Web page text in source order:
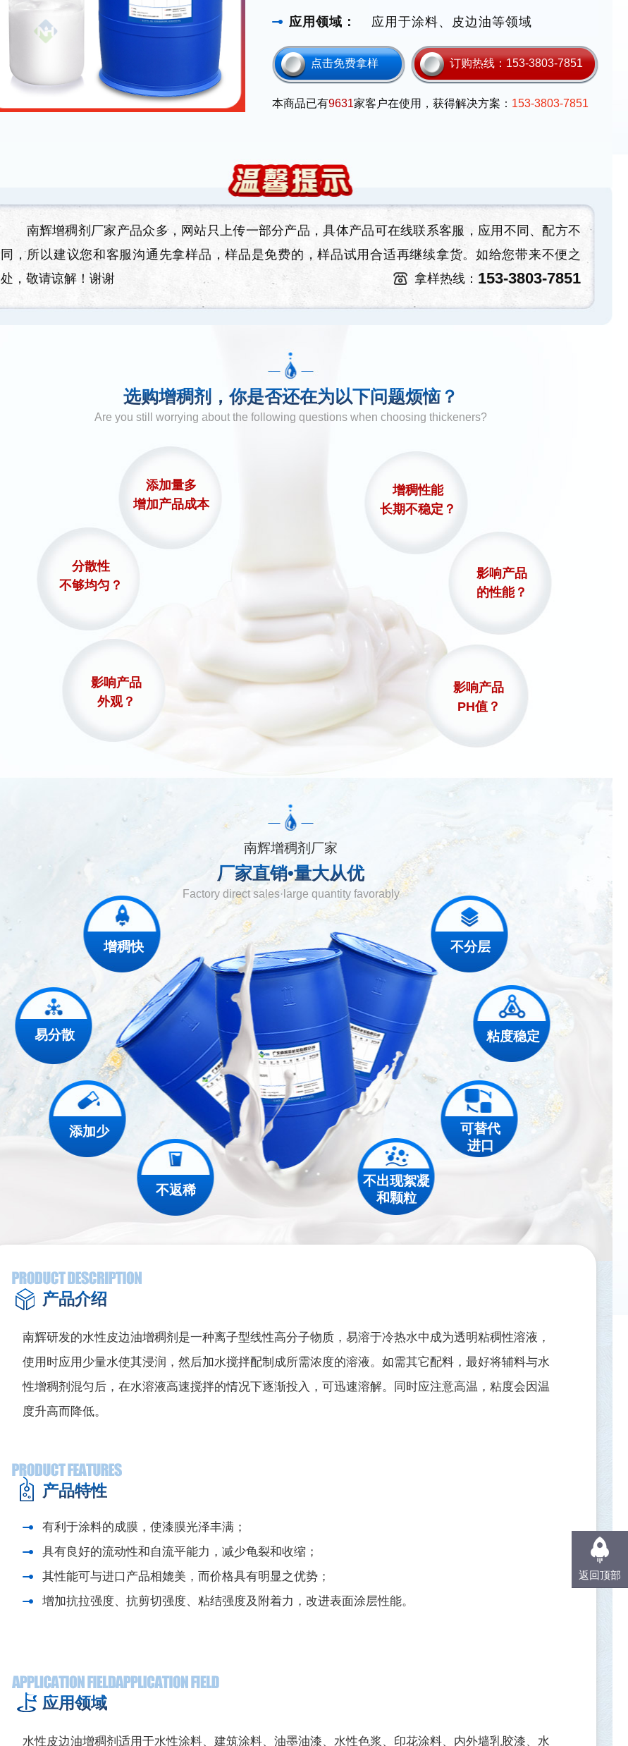
应用领域： 应用于涂料、皮边油等领域
点击免费拿样 订购热线：153-3803-7851
本商品已有9631家客户在使用，获得解决方案： 153-3803-7851
南辉增稠剂厂家产品众多，网站只上传一部分产品，具体产品可在线联系客服，应用不同、配方不
同，所以建议您和客服沟通先拿样品，样品是免费的，样品试用合适再继续拿货。如给您带来不便之
处，敬请谅解！谢谢
拿样热线： 153-3803-7851
选购增稠剂，你是否还在为以下问题烦恼？
Are you still worrying about the following questions when choosing thickeners?
添加量多
增加产品成本
增稠性能
长期不稳定？
分散性
不够均匀？
影响产品
的性能？
影响产品
外观？
影响产品
PH值？
南辉增稠剂厂家
厂家直销•量大从优
Factory direct sales·large quantity favorably
增稠快 不分层
易分散 粘度稳定
添加少
可替代
进口
不返稀
不出现絮凝
和颗粒
产品介绍
南辉研发的水性皮边油增稠剂是一种离子型线性高分子物质，易溶于冷热水中成为透明粘稠性溶液，
使用时应用少量水使其浸润，然后加水搅拌配制成所需浓度的溶液。如需其它配料，最好将辅料与水
性增稠剂混匀后，在水溶液高速搅拌的情况下逐渐投入，可迅速溶解。同时应注意高温，粘度会因温
度升高而降低。
产品特性
有利于涂料的成膜，使漆膜光泽丰满；
具有良好的流动性和自流平能力，减少龟裂和收缩；
其性能可与进口产品相媲美，而价格具有明显之优势；
增加抗拉强度、抗剪切强度、粘结强度及附着力，改进表面涂层性能。
应用领域
水性皮边油增稠剂适用于水性涂料、建筑涂料、油墨油漆、水性色浆、印花涂料、内外墙乳胶漆、水
返回顶部